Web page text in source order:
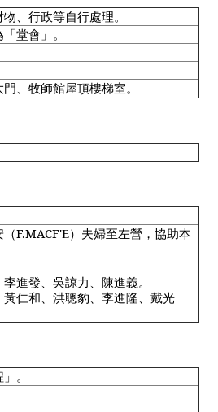
、行政等自行處理。
堂會」。
、牧師館屋頂樓梯室。
F.MACF'E）夫婦至左營，協助本
進發、吳諒力、陳進義。
仁和、洪聰豹、李進隆、戴光
。